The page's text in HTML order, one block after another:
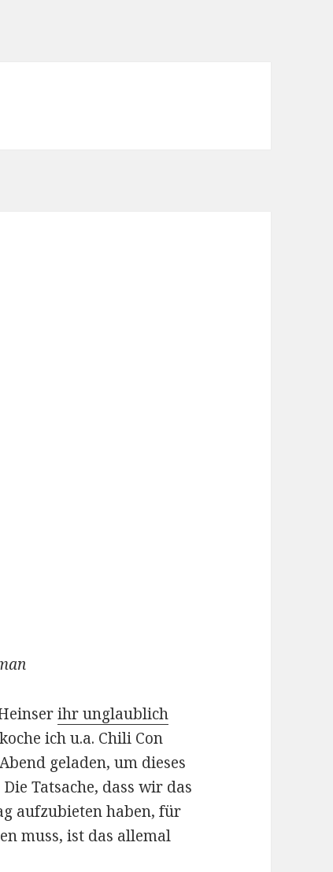
ihr unglaublich
ich u.a. Chili Con
geladen, um dieses
Tatsache, dass wir das
aufzubieten haben, für
muss, ist das allemal